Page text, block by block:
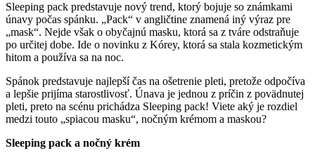
Sleeping pack predstavuje nový trend, ktorý bojuje so známkami
únavy počas spánku. „Pack“ v angličtine znamená iný výraz pre
„mask“. Nejde však o obyčajnú masku, ktorá sa z tváre odstraňuje
po určitej dobe. Ide o novinku z Kórey, ktorá sa stala kozmetickým
hitom a používa sa na noc.
Spánok predstavuje najlepší čas na ošetrenie pleti, pretože odpočíva
a lepšie prijíma starostlivosť. Únava je jednou z príčin z povädnutej
pleti, preto na scénu prichádza Sleeping pack! Viete aký je rozdiel
medzi touto „spiacou masku“, nočným krémom a maskou?
Sleeping pack a nočný krém